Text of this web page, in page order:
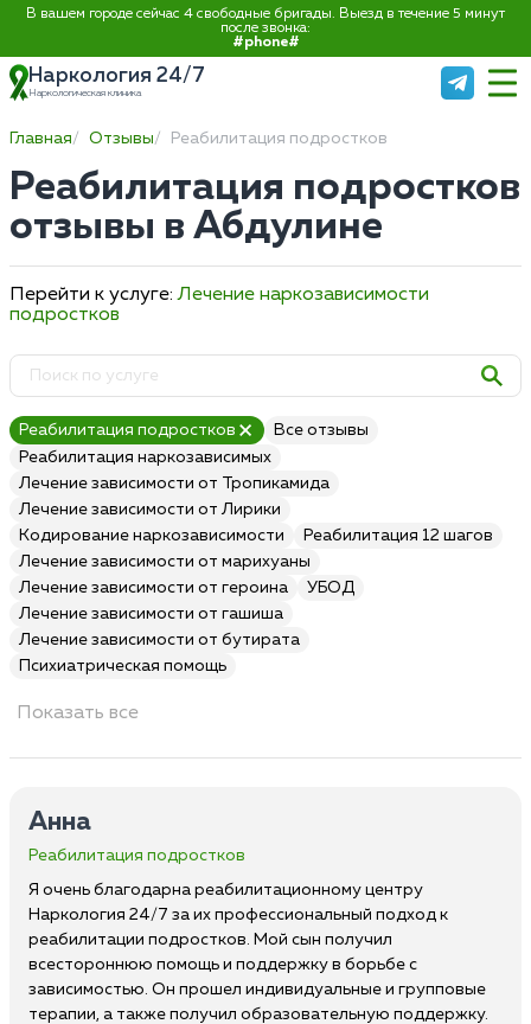
В вашем городе сейчас 4 свободные бригады. Выезд в течение 5 минут
после звонка:
#phone#
Наркология 24/7
Наркологическая клиника
Главная Отзывы Реабилитация подростков
Реабилитация подростков
отзывы в Абдулине
Перейти к услуге:Лечение наркозависимости
подростков
Реабилитация подростков
Все отзывы
Реабилитация наркозависимых
Лечение зависимости от Тропикамида
Лечение зависимости от Лирики
Кодирование наркозависимости
Реабилитация 12 шагов
Лечение зависимости от марихуаны
Лечение зависимости от героина
УБОД
Лечение зависимости от гашиша
Лечение зависимости от бутирата
Психиатрическая помощь
Показать все
Анна
Реабилитация подростков
Я очень благодарна реабилитационному центру
Наркология 24/7 за их профессиональный подход к
реабилитации подростков. Мой сын получил
всестороннюю помощь и поддержку в борьбе с
зависимостью. Он прошел индивидуальные и групповые
терапии, а также получил образовательную поддержку.